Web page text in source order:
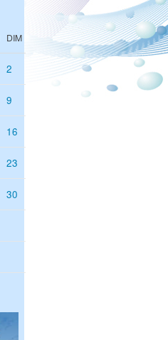
DIM
2
9
16
23
30